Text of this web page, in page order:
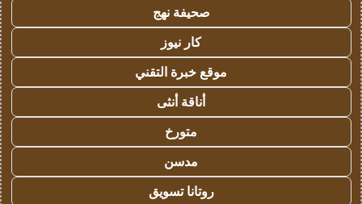
صحيفة نهج
كار نيوز
موقع خبرة التقني
أناقة أنثى
متورخ
مدسن
روتانا تسويق